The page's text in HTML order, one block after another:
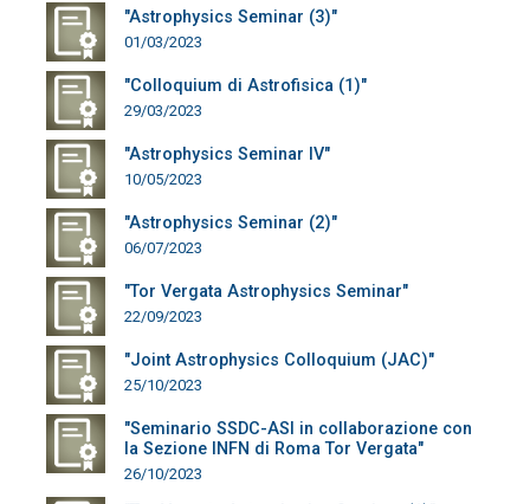
"Astrophysics Seminar (3)"
01/03/2023
"Colloquium di Astrofisica (1)"
29/03/2023
"Astrophysics Seminar IV"
10/05/2023
"Astrophysics Seminar (2)"
06/07/2023
"Tor Vergata Astrophysics Seminar"
22/09/2023
"Joint Astrophysics Colloquium (JAC)"
25/10/2023
"Seminario SSDC-ASI in collaborazione con
la Sezione INFN di Roma Tor Vergata"
26/10/2023